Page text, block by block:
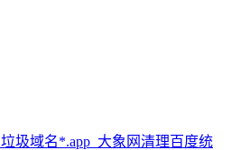
清理百度统